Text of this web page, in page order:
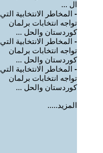
ال ...
- المخاطر الانتخابية التي
تواجه انتخابات برلمان
كوردستان والحل ...
- المخاطر الانتخابية التي
تواجه انتخابات برلمان
كوردستان والحل ...
- المخاطر الانتخابية التي
تواجه انتخابات برلمان
كوردستان والحل ...
المزيد.....